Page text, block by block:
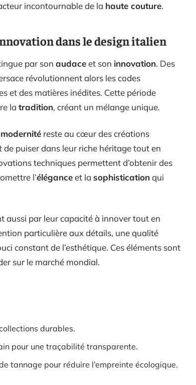
incontournable de la haute couture.
dans le design italien
par son audaceet son innovation. Des
révolutionnent alors les codes
et des matières inédites. Cette période
la tradition, créant un mélange unique.
modernité reste au cœur des créations
puiser dans leur riche héritage tout en
techniques permettent d’obtenir des
l’éléganceet la sophisticationqui
aussi par leur capacité à innover tout en
particulière aux détails, une qualité
constant de l’esthétique. Ces éléments sont
sur le marché mondial.
durables.
pour une traçabilité transparente.
tannage pour réduire l’empreinte écologique.